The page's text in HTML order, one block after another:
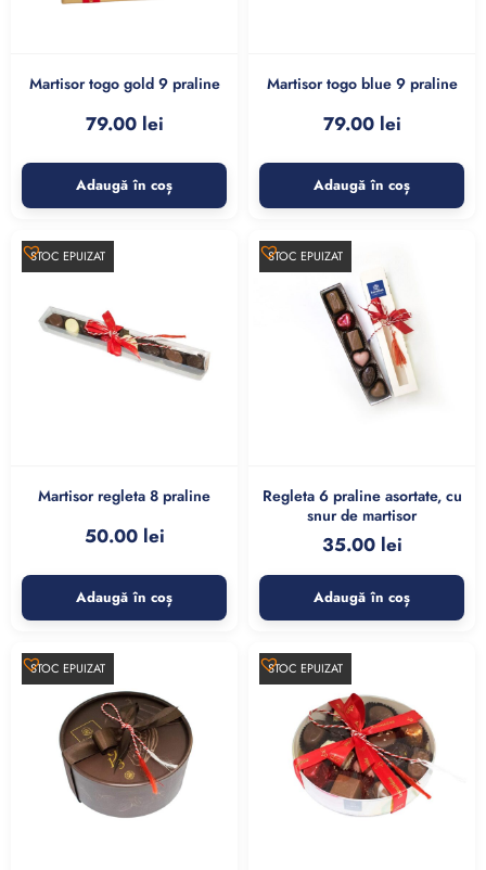
Martisor togo gold 9 praline
79.00 lei
Adaugă în coș
Martisor togo blue 9 praline
79.00 lei
Adaugă în coș
STOC EPUIZAT
Martisor regleta 8 praline
50.00 lei
Adaugă în coș
STOC EPUIZAT
Regleta 6 praline asortate, cu
snur de martisor
35.00 lei
Adaugă în coș
STOC EPUIZAT STOC EPUIZAT